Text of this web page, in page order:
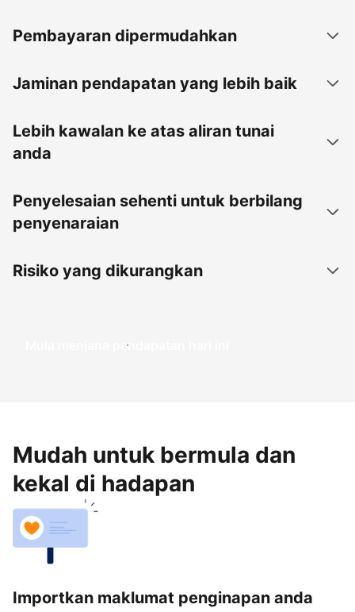
Pembayaran dipermudahkan
Jaminan pendapatan yang lebih baik
Lebih kawalan ke atas aliran tunai
anda
Penyelesaian sehenti untuk berbilang
penyenaraian
Risiko yang dikurangkan
Mula menjana pendapatan hari ini
Mudah untuk bermula dan
kekal di hadapan
Importkan maklumat penginapan anda